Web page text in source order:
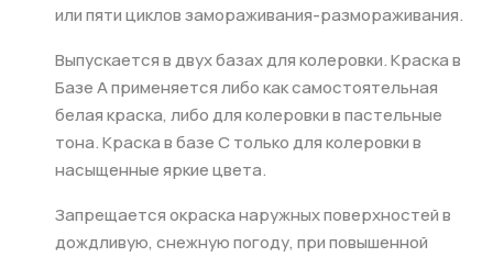
или пяти циклов замораживания-размораживания.
Выпускается в двух базах для колеровки. Краска в
Базе А применяется либо как самостоятельная
белая краска, либо для колеровки в пастельные
тона. Краска в базе С только для колеровки в
насыщенные яркие цвета.
Запрещается окраска наружных поверхностей в
дождливую, снежную погоду, при повышенной